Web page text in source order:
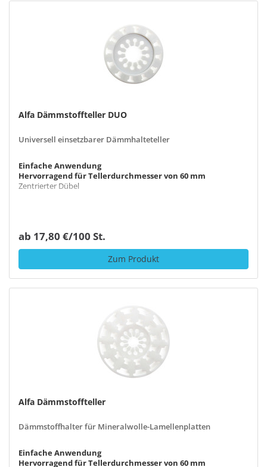
Alfa Dämmstoffteller DUO
Universell einsetzbarer Dämmhalteteller
Einfache Anwendung
Hervorragend für Tellerdurchmesser von 60 mm
Zentrierter Dübel
ab 17,80 €/100 St.
Zum Produkt
Alfa Dämmstoffteller
Dämmstoffhalter für Mineralwolle-Lamellenplatten
Einfache Anwendung
Hervorragend für Tellerdurchmesser von 60 mm